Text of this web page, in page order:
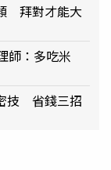
拜對才能大
師：多吃米
技 省錢三招